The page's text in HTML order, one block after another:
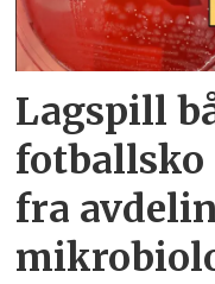
Lagspill
fotballsko
fra